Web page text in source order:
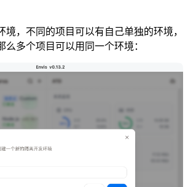
境，不同的项目可以有自己单独的环境，
么多个项目可以用同一个环境：